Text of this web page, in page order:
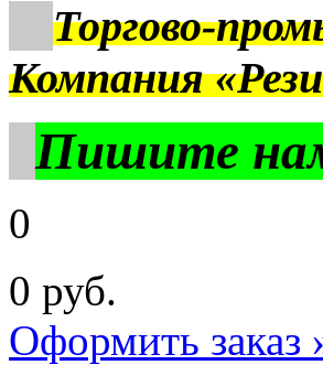
Торгово-
Компания
Пишите
0
0 руб.
Оформить заказ